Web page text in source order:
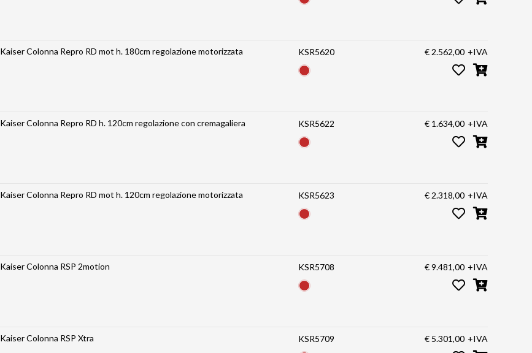
Kaiser Colonna Repro RD mot h. 180cm regolazione motorizzata KSR5620 € 2.562,00 +IVA
Kaiser Colonna Repro RD h. 120cm regolazione con cremagaliera KSR5622 € 1.634,00 +IVA
Kaiser Colonna Repro RD mot h. 120cm regolazione motorizzata KSR5623 € 2.318,00 +IVA
Kaiser Colonna RSP 2motion KSR5708 € 9.481,00 +IVA
Kaiser Colonna RSP Xtra KSR5709 € 5.301,00 +IVA